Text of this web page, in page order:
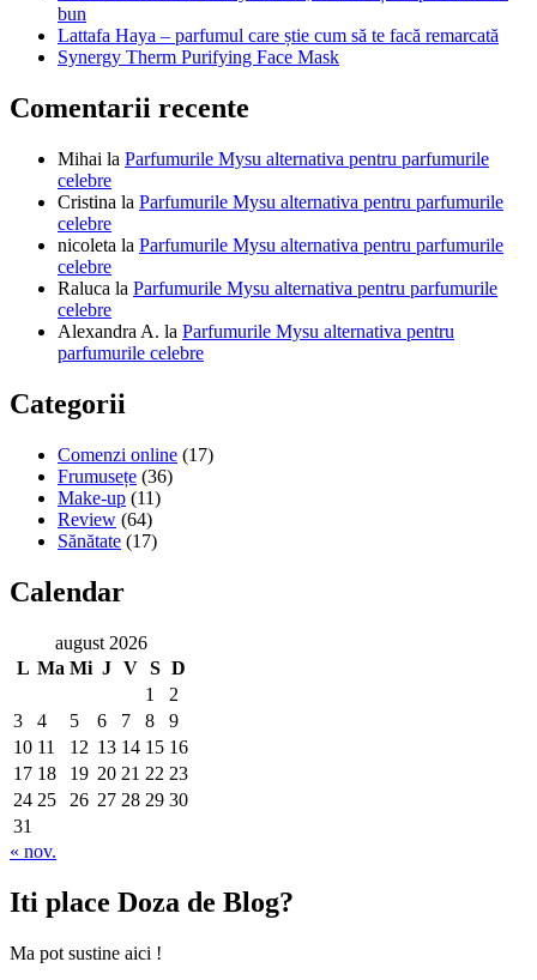
bun
Lattafa Haya – parfumul care știe cum să te facă remarcată
Synergy Therm Purifying Face Mask
Comentarii recente
Mihai la Parfumurile Mysu alternativa pentru parfumurile
celebre
Cristina la Parfumurile Mysu alternativa pentru parfumurile
celebre
nicoleta la Parfumurile Mysu alternativa pentru parfumurile
celebre
Raluca la Parfumurile Mysu alternativa pentru parfumurile
celebre
Alexandra A. la Parfumurile Mysu alternativa pentru
parfumurile celebre
Categorii
Comenzi online (17)
Frumusețe (36)
Make-up (11)
Review (64)
Sănătate (17)
Calendar
august 2026
L Ma Mi J V S D
1
2
3
4 5 6 7 8
9
10 11 12 13 14 15 16
17 18 19 20 21 22 23
24 25 26 27 28 29 30
31
« nov.
Iti place Doza de Blog?
Ma pot sustine aici !